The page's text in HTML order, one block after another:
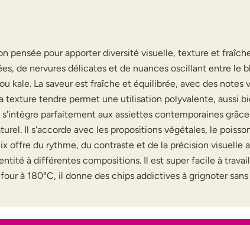
pensée pour apporter diversité visuelle, texture et
de nervures délicates et de nuances oscillant entre le
kale. La saveur est fraîche et équilibrée, avec des
tendre permet une utilisation polyvalente, aussi
parfaitement aux assiettes contemporaines
Il s'accorde avec les propositions végétales, le
du rythme, du contraste et de la précision visuelle
à différentes compositions. Il est super facile à
à 180°C, il donne des chips addictives à grignoter